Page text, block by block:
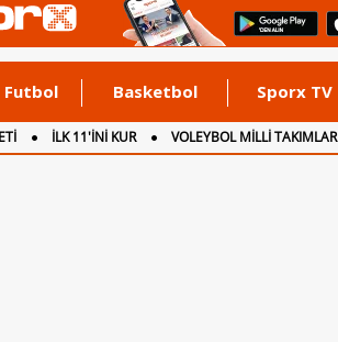
Futbol Basketbol Sporx TV
İLK 11'İNİ KUR VOLEYBOL MİLLİ TAKIMLAR
İNGİLTERE